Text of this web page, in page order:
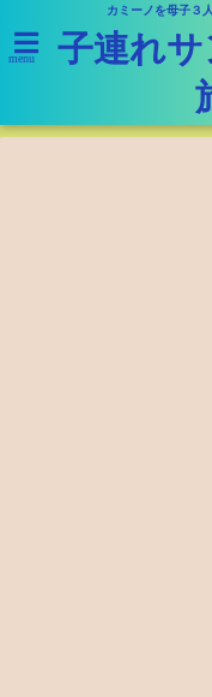
カミーノを母子３
menu
子連れ